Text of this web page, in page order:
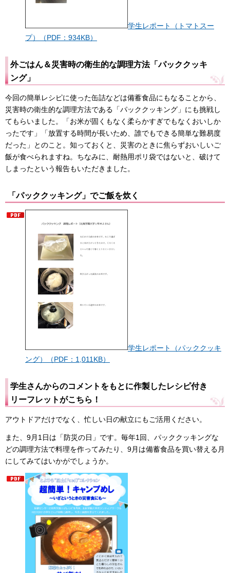
学生レポート（トマトスー
プ）（PDF：934KB）
外ごはん＆災害時の衛生的な調理方法「パッククッキ
ング」
今回の簡単レシピに使った缶詰などは備蓄食品にもなることから、
災害時の衛生的な調理方法である「パッククッキング」にも挑戦し
てもらいました。「お米が固くもなく柔らかすぎでもなくおいしか
ったです」「放置する時間が長いため、誰でもできる簡単な難易度
だった」とのこと。知っておくと、災害のときに焦らずおいしいご
飯が食べられますね。ちなみに、耐熱用ポリ袋ではないと、破けて
しまったという報告もいただきました。
「パッククッキング」でご飯を炊く
学生レポート（パッククッキ
ング）（PDF：1,011KB）
学生さんからのコメントをもとに作製したレシピ付き
リーフレットがこちら！
アウトドアだけでなく、忙しい日の献立にもご活用ください。
また、9月1日は「防災の日」です。毎年1回、パッククッキングな
どの調理方法で料理を作ってみたり、9月は備蓄食品を買い替える月
にしてみてはいかがでしょうか。